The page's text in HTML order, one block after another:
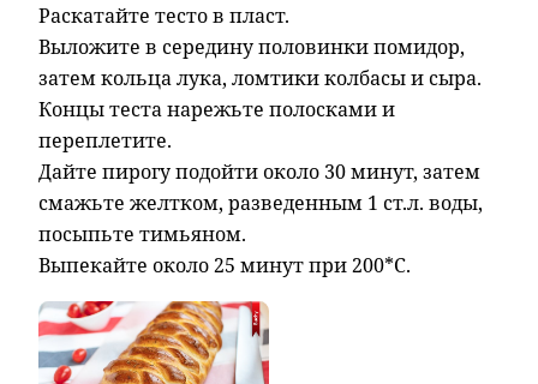
Раскатайте тесто в пласт.
Выложите в середину половинки помидор,
затем кольца лука, ломтики колбасы и сыра.
Концы теста нарежьте полосками и
переплетите.
Дайте пирогу подойти около 30 минут, затем
смажьте желтком, разведенным 1 ст.л. воды,
посыпьте тимьяном.
Выпекайте около 25 минут при 200*С.